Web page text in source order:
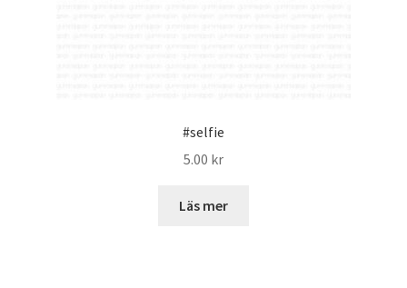
#selfie
5.00 kr
Läs mer